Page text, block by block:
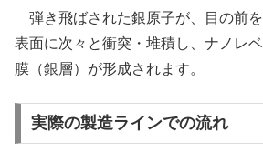
弾き飛ばされた銀原子が、目の前
表面に次々と衝突・堆積し、ナノレ
膜（銀層）が形成されます。
実際の製造ラインでの流れ